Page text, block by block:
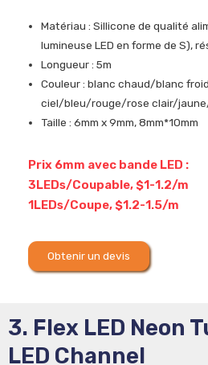
Matériau : Sillicone de qualité
lumineuse LED en forme de S),
Longueur : 5m
Couleur : blanc chaud/blanc
ciel/bleu/rouge/rose clair/
Taille : 6mm x 9mm, 8mm*10mm
Prix 6mm avec bande LED :
3LEDs/Coupable, $1-1.2/m
1LEDs/Coupe, $1.2-1.5/m
Obtenir un devis
3. Flex LED Neon
LED Channel